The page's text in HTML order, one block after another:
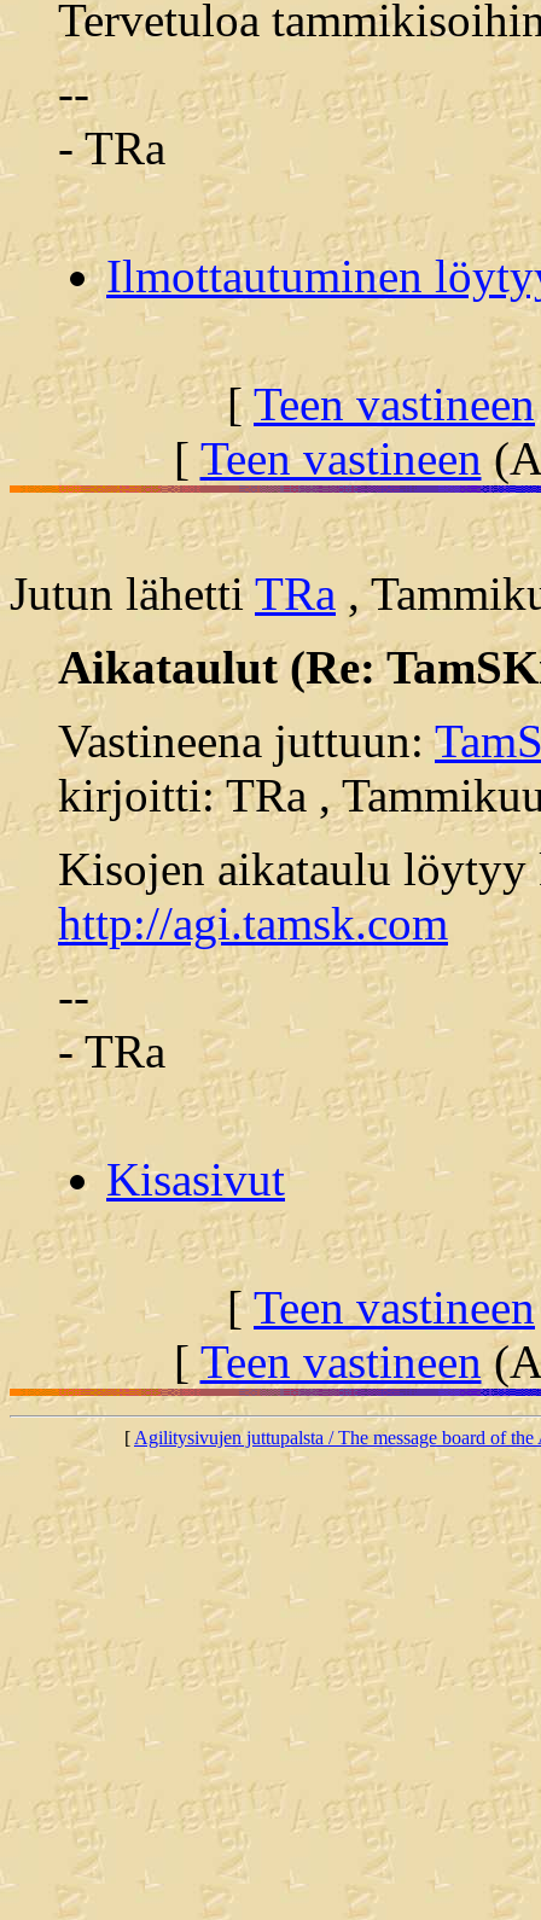
Tervetuloa
--
- TRa
Ilmottautuminen
[Teen vastineen
[ Teen vastineen
Jutun lähettiTRa ,
Aikataulut (Re:
Vastineena juttuun:
kirjoitti: TRa ,
Kisojen aikataulu
http://agi.tamsk.com
--
- TRa
Kisasivut
[Teen vastineen
[Teen vastineen
[Agilitysivujen juttupalsta / The message board of